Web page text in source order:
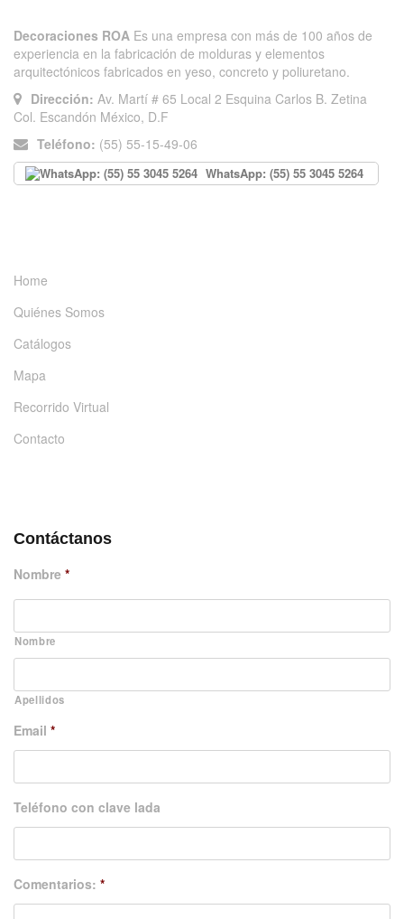
Decoraciones ROA Es una empresa con más de 100 años de
experiencia en la fabricación de molduras y elementos
arquitectónicos fabricados en yeso, concreto y poliuretano.
Dirección: Av. Martí # 65 Local 2 Esquina Carlos B. Zetina
Col. Escandón México, D.F
Teléfono: (55) 55-15-49-06
WhatsApp: (55) 55 3045 5264
Home
Quiénes Somos
Catálogos
Mapa
Recorrido Virtual
Contacto
Contáctanos
Nombre *
Nombre
Apellidos
Email *
Teléfono con clave lada
Comentarios: *